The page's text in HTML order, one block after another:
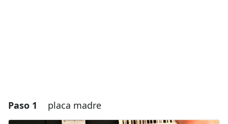
Paso 1 placa madre